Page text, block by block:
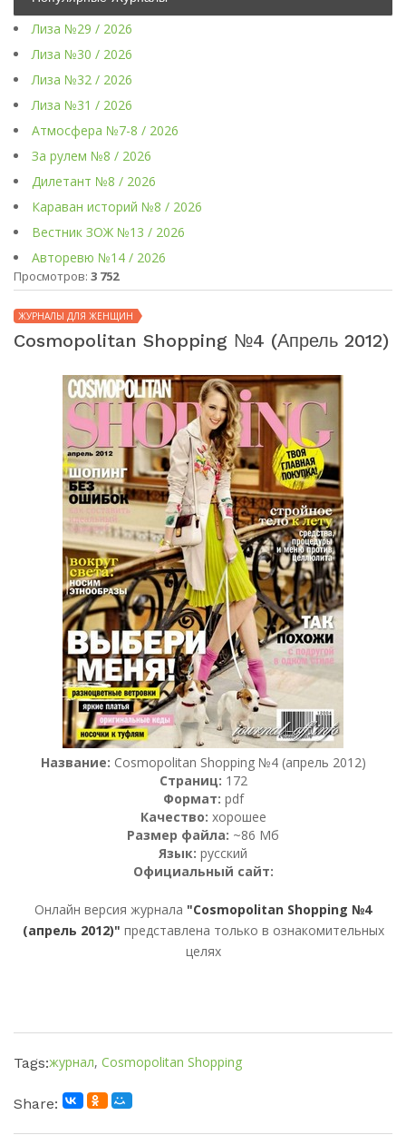
Лиза №29 / 2026
Лиза №30 / 2026
Лиза №32 / 2026
Лиза №31 / 2026
Атмосфера №7-8 / 2026
За рулем №8 / 2026
Дилетант №8 / 2026
Караван историй №8 / 2026
Вестник ЗОЖ №13 / 2026
Авторевю №14 / 2026
Просмотров: 3 752
ЖУРНАЛЫ ДЛЯ ЖЕНЩИН
Cosmopolitan Shopping №4 (апрель 2012)
Название: Cosmopolitan Shopping №4 (апрель 2012)
Страниц: 172
Формат: pdf
Качество: хорошее
Размер файла: ~86 Мб
Язык: русский
Официальный сайт:
Онлайн версия журнала "Cosmopolitan Shopping №4
(апрель 2012)" представлена только в ознакомительных
целях
Tags:журнал, Cosmopolitan Shopping
Share: